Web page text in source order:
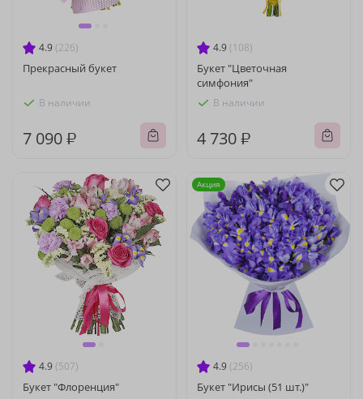
4.9 (226)
Прекрасный букет
В наличии
7 090 ₽
4.9 (108)
Букет "Цветочная
симфония"
В наличии
4 730 ₽
4.9 (507)
Букет "Флоренция"
4.9 (256)
Букет "Ирисы (51 шт.)"
Акция